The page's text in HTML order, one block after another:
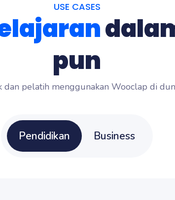
USE CASES
pun
dan pelatih menggunakan Wooclap di
Pendidikan Business